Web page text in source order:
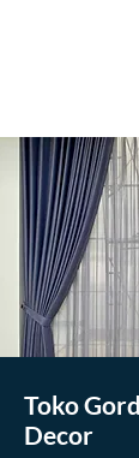
Toko
Decor